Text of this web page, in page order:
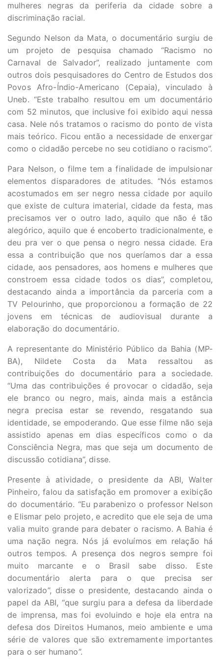
mulheres negras da periferia da cidade sobre a
discriminação racial.
Segundo Nelson da Mata, o documentário surgiu de
um projeto de pesquisa chamado “Racismo no
Carnaval de Salvador”, realizado juntamente com
outros dois pesquisadores do Centro de Estudos dos
Povos Afro-Índio-Americano (Cepaia), vinculado à
Uneb. “Este trabalho resultou em um documentário
com 52 minutos, que inclusive foi exibido aqui nessa
casa. Nele nós tratamos o racismo do ponto de vista
mais teórico. Ficou então a necessidade de enxergar
como o cidadão percebe no seu cotidiano o racismo”.
Para Nelson, o filme tem a finalidade de impulsionar
elementos disparadores de atitudes. “Nós estamos
acostumados em ser negro nessa cidade por aquilo
que existe de cultura imaterial, cidade da festa, mas
precisamos ver o outro lado, aquilo que não é tão
alegórico, aquilo que é encoberto tradicionalmente, e
deu pra ver o que pensa o negro nessa cidade. Era
essa a contribuição que nos queríamos dar a essa
cidade, aos pensadores, aos homens e mulheres que
constroem essa cidade todos os dias”, completou,
destacando ainda a importância da parceria com a
TV Pelourinho, que proporcionou a formação de 22
jovens em técnicas de audiovisual durante a
elaboração do documentário.
A representante do Ministério Público da Bahia (MP-
BA), Nildete Costa da Mata ressaltou as
contribuições do documentário para a sociedade.
“Uma das contribuições é provocar o cidadão, seja
ele branco ou negro, mais, ainda mais a estância
negra precisa estar se revendo, resgatando sua
identidade, se empoderando. Que esse filme não seja
assistido apenas em dias específicos como o da
Consciência Negra, mas que seja um documento de
discussão cotidiana”, disse.
Presente à atividade, o presidente da ABI, Walter
Pinheiro, falou da satisfação em promover a exibição
do documentário. “Eu parabenizo o professor Nelson
e Elismar pelo projeto, e acredito que ele seja de uma
valia muito grande para debater o racismo. A Bahia é
uma nação negra. Nós já evoluímos em relação há
outros tempos. A presença dos negros sempre foi
muito marcante e o Brasil sabe disso. Este
documentário alerta para o que precisa ser
valorizado”, disse o presidente, destacando ainda o
papel da ABI, “que surgiu para a defesa da liberdade
de imprensa, mas foi evoluindo e hoje ela entra na
defesa dos Direitos Humanos, meio ambiente e uma
série de valores que são extremamente importantes
para o ser humano”.